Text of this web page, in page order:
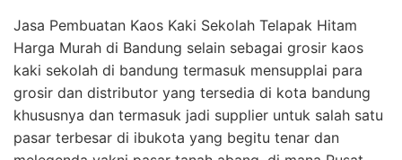
Jasa Pembuatan Kaos Kaki Sekolah Telapak Hitam
Harga Murah di Bandung selain sebagai grosir kaos
kaki sekolah di bandung termasuk mensupplai para
grosir dan distributor yang tersedia di kota bandung
khususnya dan termasuk jadi supplier untuk salah satu
pasar terbesar di ibukota yang begitu tenar dan